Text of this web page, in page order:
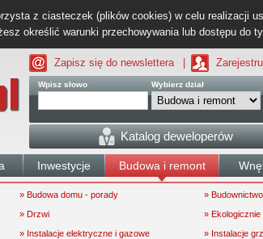
z ciasteczek (plików cookies) w celu realizacji
określić warunki przechowywania lub dostępu do
Zapisz się do newslettera
Wpisz słowo Wybierz dział
Katalog deweloperów
Inwestycje Budowa i remont
» Budowa domu - porady »
» Drzwi »
» Instalacje elektryczne i gazowe » Instalacje